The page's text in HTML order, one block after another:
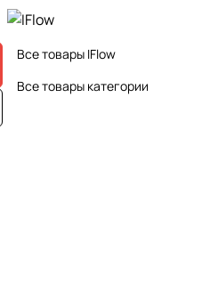
Все товары IFlow
Все товары категории